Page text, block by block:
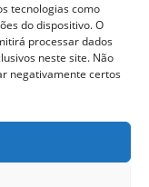
tecnologias como
do dispositivo. O
processar dados
neste site. Não
negativamente certos
- SP - CEP: 04459-